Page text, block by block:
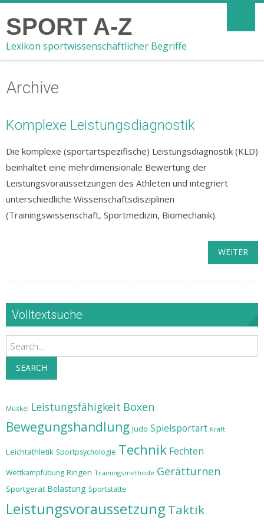
SPORT A-Z
Lexikon sportwissenschaftlicher Begriffe
Archive
Komplexe Leistungsdiagnostik
Die komplexe (sportartspezifische) Leistungsdiagnostik (KLD)
beinhaltet eine mehrdimensionale Bewertung der
Leistungsvoraussetzungen des Athleten und integriert
unterschiedliche Wissenschaftsdisziplinen
(Trainingswissenschaft, Sportmedizin, Biomechanik).
WEITER
Volltextsuche
Search
SEARCH
Muskel Leistungsfähigkeit Boxen
Bewegungshandlung Judo Spielsportart Kraft
Leichtathletik Sportpsychologie Technik Fechten
Wettkampfübung Ringen Trainingsmethode Gerätturnen
Sportgerät Belastung Sportstätte
Leistungsvoraussetzung Taktik